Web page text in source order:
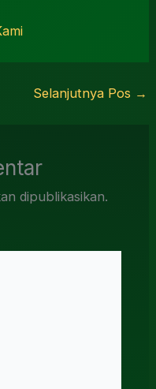
Selanjutnya Pos →
dipublikasikan.